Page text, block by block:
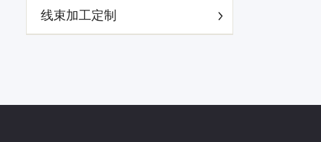
线束加工定制